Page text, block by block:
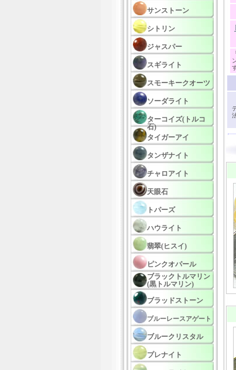
サンストーン
シトリン
ジャスパー
スギライト
スモーキークオーツ
ソーダライト
ターコイズ(トルコ
石)
タイガーアイ
タンザナイト
チャロアイト
天眼石
トパーズ
ハウライト
翡翠(ヒスイ)
ピンクオパール
ブラックトルマリン
(黒トルマリン)
ブラッドストーン
ブルーレースアゲート
ブルークリスタル
プレナイト